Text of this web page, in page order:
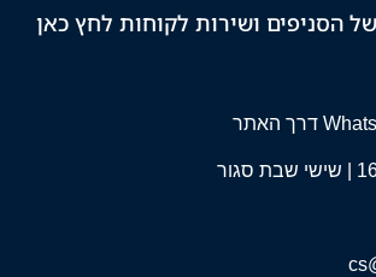
הסניפים ושירות לקוחות לחץ כאן